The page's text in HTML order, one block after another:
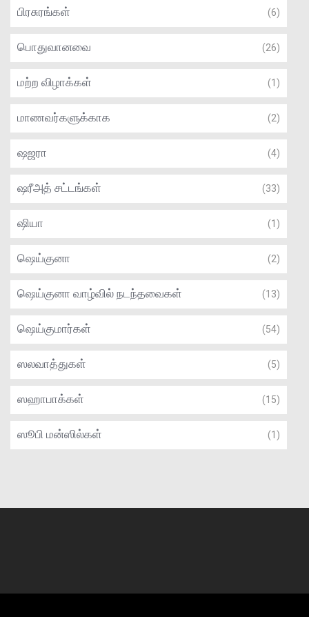
பிரசுரங்கள் (6)
பொதுவானவை (26)
மற்ற விழாக்கள் (1)
மாணவர்களுக்காக (2)
ஷஜரா (4)
ஷரீஅத் சட்டங்கள் (33)
ஷியா (1)
ஷெய்குனா (2)
ஷெய்குனா வாழ்வில் நடந்தவைகள் (13)
ஷெய்குமார்கள் (54)
ஸலவாத்துகள் (5)
ஸஹாபாக்கள் (15)
ஸூபி மன்ஸில்கள் (1)